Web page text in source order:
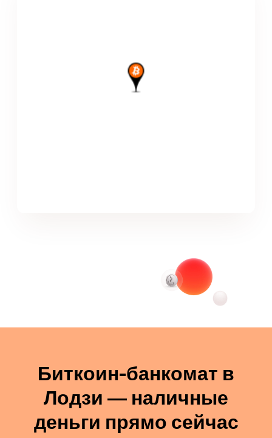
Биткоин-банкомат в
Лодзи — наличные
деньги прямо сейчас